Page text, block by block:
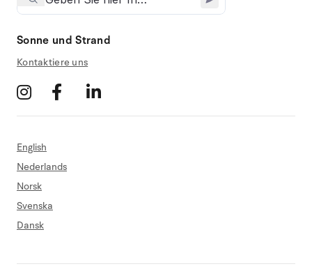
Sonne und Strand
Kontaktiere uns
English
Nederlands
Norsk
Svenska
Dansk